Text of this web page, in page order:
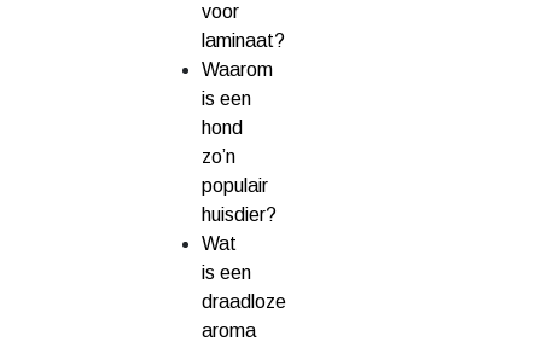
voor
laminaat?
Waarom
is een
hond
zo’n
populair
huisdier?
Wat
is een
draadloze
aroma